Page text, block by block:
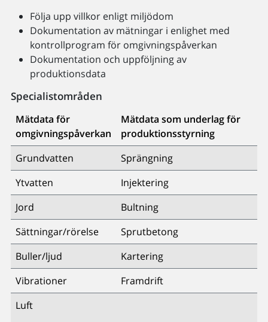
Följa upp villkor enligt miljödom
Dokumentation av mätningar i enlighet med
kontrollprogram för omgivningspåverkan
Dokumentation och uppföljning av
produktionsdata
Specialistområden
Mätdata för
omgivningspåverkan
Mätdata som underlag för
produktionsstyrning
Grundvatten
Sprängning
Ytvatten
Injektering
Jord
Bultning
Sättningar/rörelse
Sprutbetong
Buller/ljud
Kartering
Vibrationer
Framdrift
Luft